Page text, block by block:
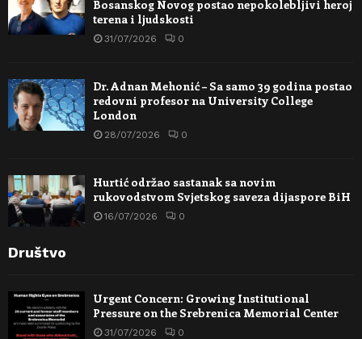
Bosanskog Novog postao nepokolebljivi heroj
terena i ljudskosti
31/07/2026 0
Dr. Adnan Mehonić – Sa samo 39 godina postao
redovni profesor na University College
London
28/07/2026 0
Hurtić održao sastanak sa novim
rukovodstvom Svjetskog saveza dijaspore BiH
16/07/2026 0
Društvo
Urgent Concern: Growing Institutional
Pressure on the Srebrenica Memorial Center
31/07/2026 0